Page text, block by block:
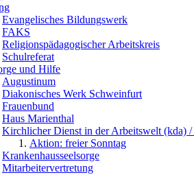
Evangelisches Bildungswerk
FAKS
Religionspädagogischer Arbeitskreis
Schulreferat
und Hilfe
Augustinum
Diakonisches Werk Schweinfurt
Frauenbund
Haus Marienthal
Kirchlicher Dienst in der Arbeitswelt (kda) /
Aktion: freier Sonntag
Krankenhausseelsorge
Mitarbeitervertretung